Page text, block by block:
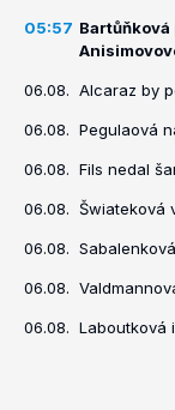
05:57 Bartůňková
06.08. Alcaraz by
06.08. Pegulaová
06.08. Fils nedal
06.08. Šwiateková
06.08.
06.08.
06.08. Laboutková